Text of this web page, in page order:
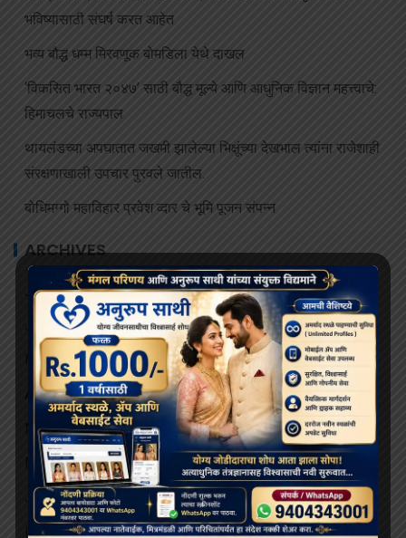
भविष्यासाठी संघर्ष करत आहेत
भव्य बौद्ध धम्म मिरवणूक बोमडिला येथे दाखल
‘विकसित भारत २०४७’ साठी बौद्ध मूल्ये आणि आधुनिक विज्ञान महत्त्वाचे:
हिमाचलचे राज्यपाल
थायलंडच्या अपघातात जखमी झालेल्या भिक्षूंच्या देखभाल त्यांना राजेशाही
संरक्षणाखाली उपचार पुरवले जातील.
बोधिमग्गो महाविहार प्रवेश व्दार चे भूमि पूजन संपन्न
ARCHIVES
July 2026
June 2026
May 2026
April 2026
March 2026
February 2026
January 2026
December 2025